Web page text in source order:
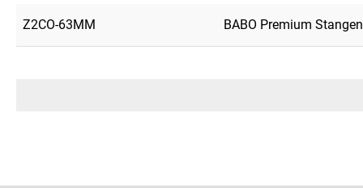
Z2CO-63MM BABO Premium